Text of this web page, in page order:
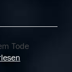
Tode